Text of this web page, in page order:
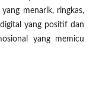
menarik, ringkas,
yang positif dan
yang memicu